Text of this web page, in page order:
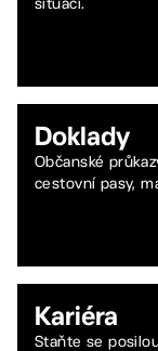
Doklady
Občanské
cestovní pasy,
Kariéra
Staňte se